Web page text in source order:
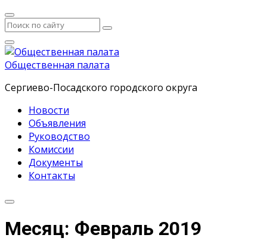
Общественная палата
Сергиево-Посадского городского округа
Новости
Объявления
Руководство
Комиссии
Документы
Контакты
Месяц: Февраль 2019